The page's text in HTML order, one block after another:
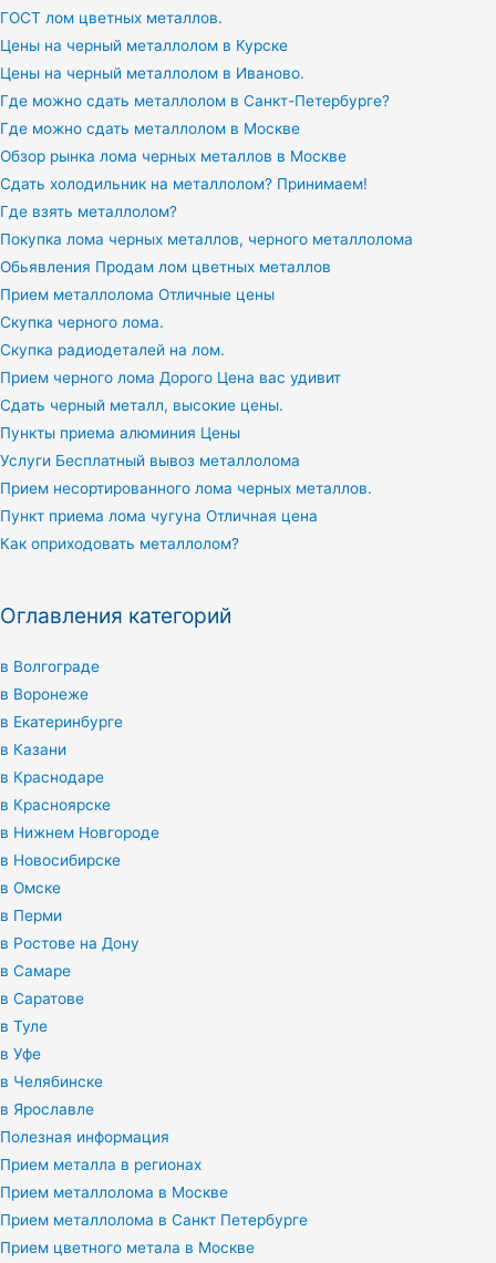
ГОСТ лом цветных металлов.
Цены на черный металлолом в Курске
Цены на черный металлолом в Иваново.
Где можно сдать металлолом в Санкт-Петербурге?
Где можно сдать металлолом в Москве
Обзор рынка лома черных металлов в Москве
Сдать холодильник на металлолом? Принимаем!
Где взять металлолом?
Покупка лома черных металлов, черного металлолома
Обьявления Продам лом цветных металлов
Прием металлолома Отличные цены
Скупка черного лома.
Скупка радиодеталей на лом.
Прием черного лома Дорого Цена вас удивит
Сдать черный металл, высокие цены.
Пункты приема алюминия Цены
Услуги Бесплатный вывоз металлолома
Прием несортированного лома черных металлов.
Пункт приема лома чугуна Отличная цена
Как оприходовать металлолом?
Оглавления категорий
в Волгограде
в Воронеже
в Екатеринбурге
в Казани
в Краснодаре
в Красноярске
в Нижнем Новгороде
в Новосибирске
в Омске
в Перми
в Ростове на Дону
в Самаре
в Саратове
в Туле
в Уфе
в Челябинске
в Ярославле
Полезная информация
Прием металла в регионах
Прием металлолома в Москве
Прием металлолома в Санкт Петербурге
Прием цветного метала в Москве